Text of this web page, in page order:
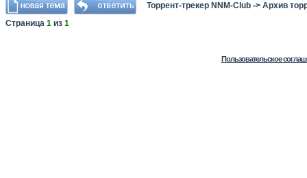
Торрент-трекер NNM-Club -> Архив
Страница 1 из 1
Пользовательское